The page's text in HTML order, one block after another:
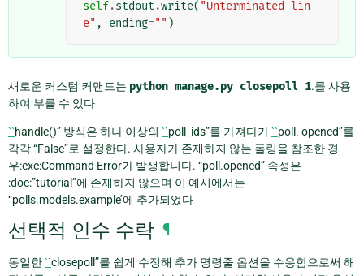
self.stdout .write( "Unterminated lin
e" , ending="" )
새로운 커스텀 커맨드는 python manage.py closepoll 1.를 사용
하여 부를 수 있다
``handle()” 방식은 하나 이상의 ``poll_ids”를 가져다가``poll. opened”를
각각 “False”로 설정한다. 사용자가 존재하지 않는 폴링을 참조한 경
우:exc:Command Error가 발생합니다. “poll.opened” 속성은
:doc:”tutorial”에 존재하지 않으며 이 예시에서는
“polls.models.example’에 추가되었다
선택적 인수 수락 ¶
동일한``closepoll”를 쉽게 수정해 추가 명령줄 옵션을 수용함으로써 해